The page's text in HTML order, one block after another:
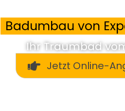
Badumbau von
Ihr Traumbad
Jetzt Online-